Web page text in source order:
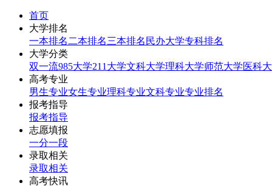
首页
大学排名
一本排名 二本排名三本排名 民办大学专科排名
大学分类
双一流985大学211大学文科大学理科大学师范大学医科
高考专业
男生专业女生专业理科专业文科专业专业排名
报考指导
报考指导
志愿填报
一分一段
录取相关
录取相关
高考快讯